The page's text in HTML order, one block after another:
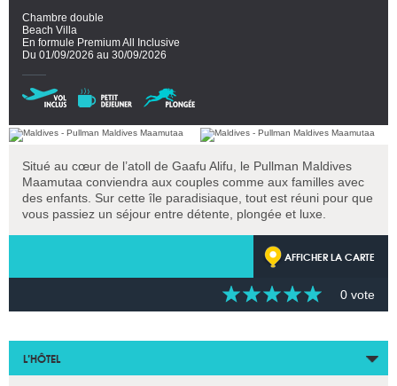
Chambre double
Beach Villa
En formule Premium All Inclusive
Du 01/09/2026 au 30/09/2026
Situé au cœur de l’atoll de Gaafu Alifu, le Pullman Maldives
Maamutaa conviendra aux couples comme aux familles avec
des enfants. Sur cette île paradisiaque, tout est réuni pour que
vous passiez un séjour entre détente, plongée et luxe.
AFFICHER LA CARTE
0 vote
L’HÔTEL